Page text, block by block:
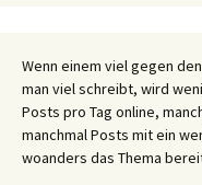
Wenn einem viel gegen
man viel schreibt, wird
Posts pro Tag online,
manchmal Posts mit ein
woanders das Thema